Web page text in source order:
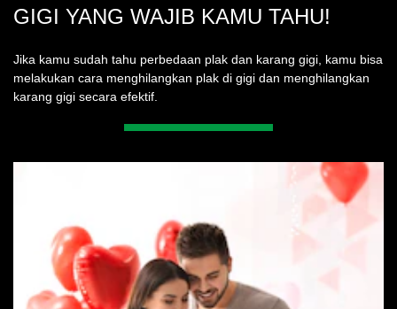
dari
peringkat.
Jika kamu sudah tahu perbedaan plak dan karang gigi, kamu bisa
melakukan cara menghilangkan plak di gigi dan menghilangkan
karang gigi secara efektif.
GIGI YANG WAJIB KAMU TAHU!